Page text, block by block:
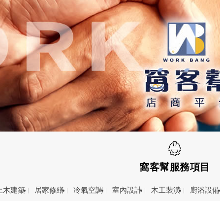
窩客幫服務項目
木建築 居家修繕 冷氣空調 室內設計 木工裝潢 廚浴設備